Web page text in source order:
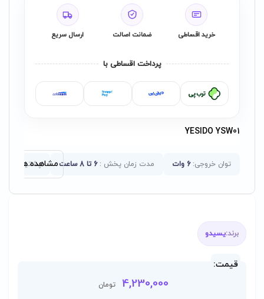
خرید اقساطی ضمانت اصالت ارسال سریع
پرداخت اقساطی با
YESIDO YSW01
توان خروجی: 6 وات مدت زمان پخش : 6 تا 8 ساعت پشتیبانی از
مشاهده همه
برند:یسیدو
قیمت:
4,230,000 تومان